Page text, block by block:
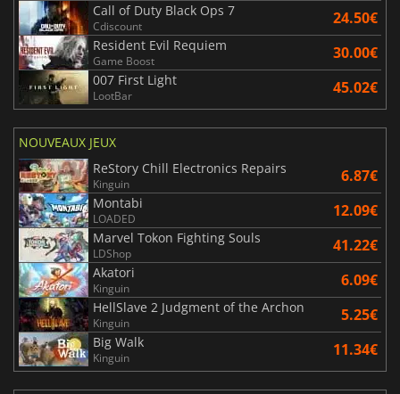
Call of Duty Black Ops 7
Cdiscount 24.50€
Resident Evil Requiem
Game Boost 30.00€
007 First Light
LootBar 45.02€
NOUVEAUX JEUX
ReStory Chill Electronics Repairs
Kinguin 6.87€
Montabi
LOADED 12.09€
Marvel Tokon Fighting Souls
LDShop 41.22€
Akatori
Kinguin 6.09€
HellSlave 2 Judgment of the Archon
Kinguin 5.25€
Big Walk
Kinguin 11.34€